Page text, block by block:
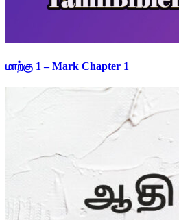
மாற்கு 1 – Mark Chapter 1